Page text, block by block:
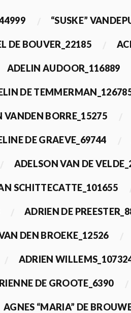
“SUSKE”
DE BOUVER_22185
ADELIN AUDOOR_116889
DE
VANDEN BORRE_15275
DE GRAEVE_69744
ADELSON VAN DE
SCHITTECATTE_101655
ADRIEN DE
DEN BROEKE_12526
ADRIEN
DE GROOTE_6390
AGNES “MARIA” DE